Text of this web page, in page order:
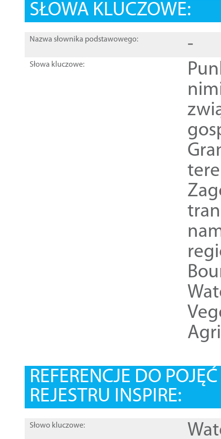
SŁOWA KLUCZOWE:
Nazwa słownika podstawowego: -
Słowa kluczowe:
REFERENCJE DO
REJESTRU INSPIRE:
Słowo kluczowe: